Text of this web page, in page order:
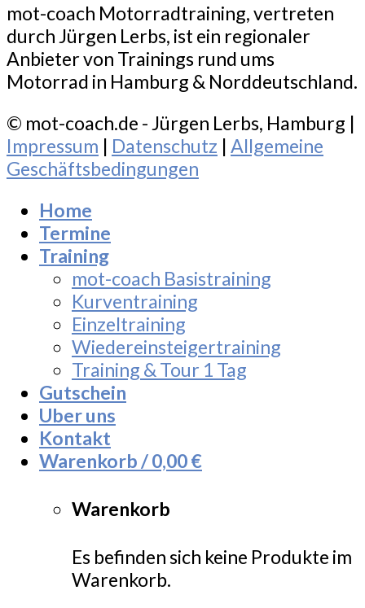
mot-coach Motorradtraining, vertreten
durch Jürgen Lerbs, ist ein regionaler
Anbieter von Trainings rund ums
Motorrad in Hamburg & Norddeutschland.
© mot-coach.de - Jürgen Lerbs, Hamburg |
Impressum | Datenschutz | Allgemeine
Geschäftsbedingungen
Home
Termine
Training
mot-coach Basistraining
Kurventraining
Einzeltraining
Wiedereinsteigertraining
Training & Tour 1 Tag
Gutschein
Uber uns
Kontakt
Warenkorb /0,00€
Warenkorb
Es befinden sich keine Produkte im
Warenkorb.